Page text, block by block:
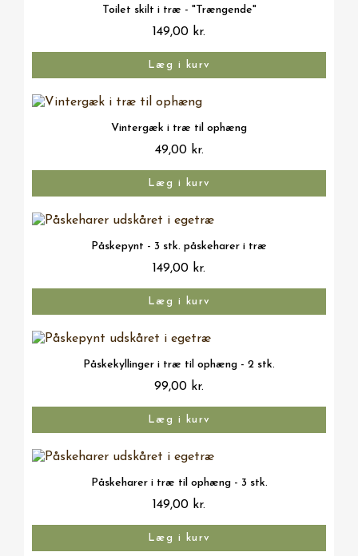
Vis her
Toilet skilt i træ - "Trængende"
149,00 kr.
Læg i kurv
Vis her
Vintergæk i træ til ophæng
49,00 kr.
Læg i kurv
Vis her
Påskepynt - 3 stk. påskeharer i træ
149,00 kr.
Læg i kurv
Vis her
Påskekyllinger i træ til ophæng - 2 stk.
99,00 kr.
Læg i kurv
Vis her
Påskeharer i træ til ophæng - 3 stk.
149,00 kr.
Læg i kurv